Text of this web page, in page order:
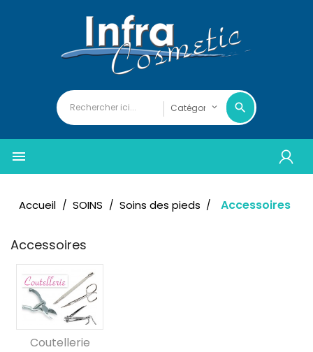

Accueil SOINS Soins des pieds Accessoires
Accessoires
Coutellerie